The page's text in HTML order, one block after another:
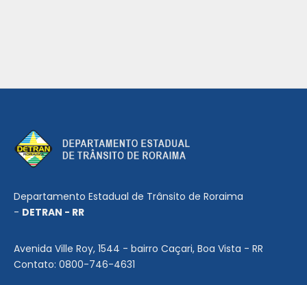
Departamento Estadual de Trânsito de Roraima
- DETRAN - RR
Avenida Ville Roy, 1544 - bairro Caçari, Boa Vista - RR
Contato: 0800-746-4631